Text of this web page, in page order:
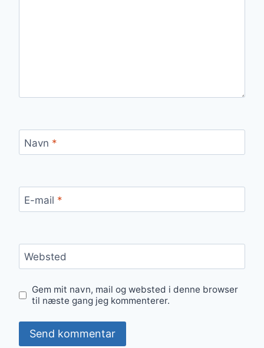
Navn *
E-mail *
Websted
Gem mit navn, mail og websted i denne browser
til næste gang jeg kommenterer.